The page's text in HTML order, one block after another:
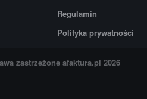
Regulamin
Polityka prywatności
zastrzeżone afaktura.pl 2026